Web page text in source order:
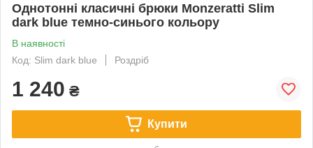
Однотонні класичні брюки Monzeratti Slim
dark blue темно-синього кольору
В наявності
Код: Slim dark blue
Роздріб
1 240 ₴
Купити